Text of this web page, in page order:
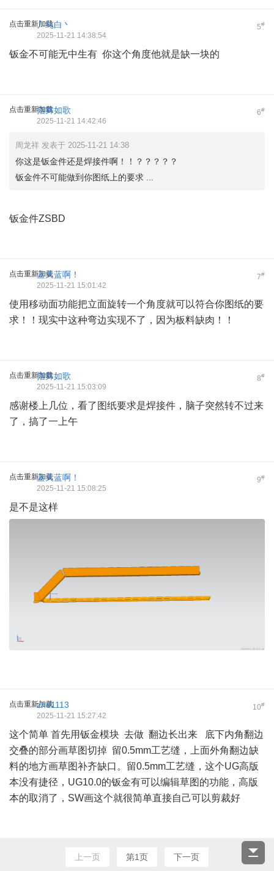
点击重新加载 5#
丿纯白丶
2025-11-21 14:38:54
钣金不可能无中生有 你这个角度他就是缺一块的
点击重新加载 6#
指舞如歌
2025-11-21 14:42:46
周龙祥 发表于 2025-11-21 14:38
你这是钣金件还是焊接件啊！！？？？？？
钣金件不可能做到你图纸上的要求 ...
钣金件ZSBD
点击重新加载 7#
蓝天蓝啊！
2025-11-21 15:01:42
使用移动面功能把立面旋转一个角度就可以符合你图纸的要
求！！现实中这种弯边实现不了，因为板料缺肉！！
点击重新加载 8#
指舞如歌
2025-11-21 15:03:09
感谢楼上几位，看了图纸要求是焊接件，脑子突然转不过来
了，搞了一上午
点击重新加载 9#
蓝天蓝啊！
2025-11-21 15:08:25
是不是这样
点击重新加载 10#
zhd1113
2025-11-21 15:27:42
这个简单 首先用钣金模块 去做 翻边长出来 底下内角翻边
交叠的部分画草图切掉 留0.5mm工艺缝，上面外角翻边缺
料的地方画草图补齐缺口。留0.5mm工艺缝，这个UG高版
本没有捷径，UG10.0的钣金有可以编辑草图的功能，高版
本的取消了，SW画这个就很简单直接自己可以剪裁好
上一页 第1页 下一页